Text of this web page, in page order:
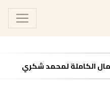
الكاملة لمحمد شكري